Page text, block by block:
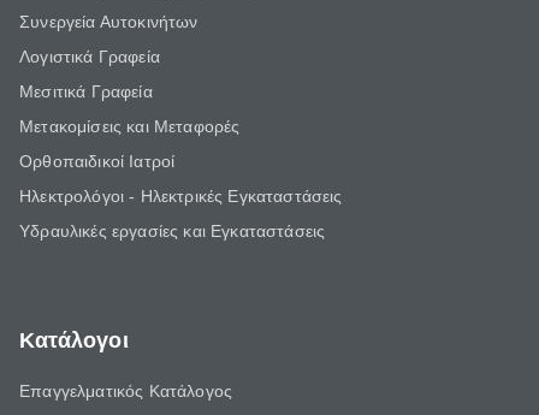
Συνεργεία Αυτοκινήτων
Λογιστικά Γραφεία
Μεσιτικά Γραφεία
Μετακομίσεις και Μεταφορές
Ορθοπαιδικοί Ιατροί
Ηλεκτρολόγοι - Ηλεκτρικές Εγκαταστάσεις
Υδραυλικές εργασίες και Εγκαταστάσεις
Κατάλογοι
Επαγγελματικός Κατάλογος